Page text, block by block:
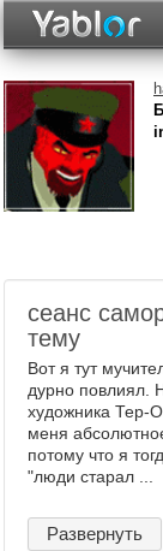
сеанс
тему
Вот я тут
дурно повлиял.
художника Тер-
меня
потому что я
"люди старал ...
Развернуть